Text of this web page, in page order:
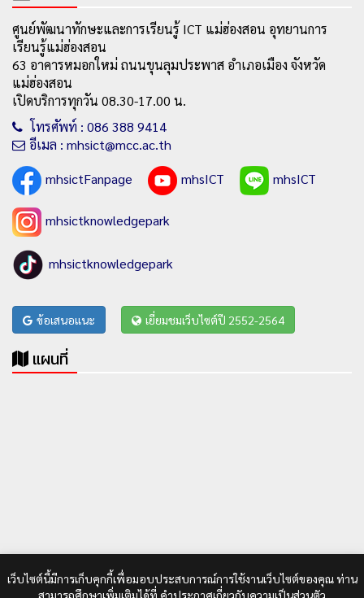
ศูนย์พัฒนาทักษะและการเรียนรู้ ICT แม่ฮ่องสอน อุทยานการ
เรียนรู้แม่ฮ่องสอน
63 อาคารหมอกใหม่ ถนนขุนลุมประพาส อำเภอเมือง จังหวัด
แม่ฮ่องสอน
เปิดบริการทุกวัน 08.30-17.00 น.
โทรศัพท์ : 086 388 9414
อีเมล : mhsict@mcc.ac.th
mhsictFanpage
mhsICT mhsICT
mhsictknowledgepark
mhsictknowledgepark
ข้อเสนอแนะ เยี่ยมชมเว็บไซต์ปี 2552-2564
แผนที่
เว็บไซต์นี้มีการเก็บคุกกี้เพื่อมอบประสบการณ์การใช้งานเว็บไซต์ของคุณ ท่าน
สามารถศึกษาเพิ่มเติมได้ที่ คำประกาศเกี่ยวกับความเป็นส่วนตัว